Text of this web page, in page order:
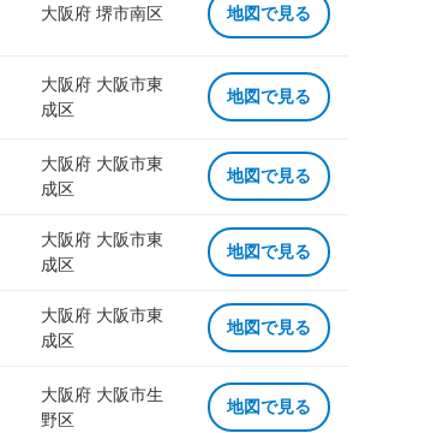
大阪府 堺市南区 地図で見る
大阪府 大阪市東
成区
地図で見る
大阪府 大阪市東
成区
地図で見る
大阪府 大阪市東
成区
地図で見る
大阪府 大阪市東
成区
地図で見る
大阪府 大阪市生
野区
地図で見る